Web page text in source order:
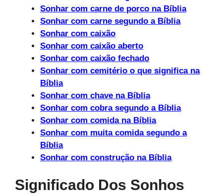
Sonhar com carne de porco na Bíblia
Sonhar com carne segundo a Bíblia
Sonhar com caixão
Sonhar com caixão aberto
Sonhar com caixão fechado
Sonhar com cemitério o que significa na
Bíblia
Sonhar com chave na Bíblia
Sonhar com cobra segundo a Bíblia
Sonhar com comida na Bíblia
Sonhar com muita comida segundo a
Bíblia
Sonhar com construção na Bíblia
Significado Dos Sonhos